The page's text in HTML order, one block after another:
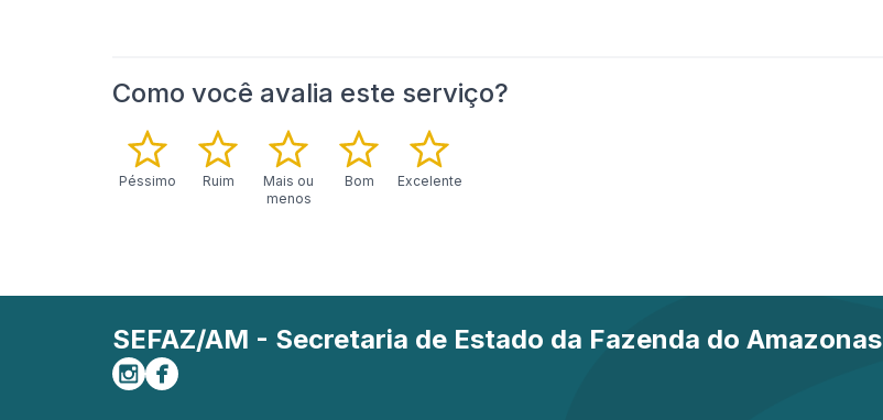
Como você avalia este serviço?
Péssimo Ruim
Mais ou
menos
Bom Excelente
SEFAZ/AM - Secretaria de Estado da Fazenda do Amazonas
Siga-nos no Instagram
Curta-nos no Facebook